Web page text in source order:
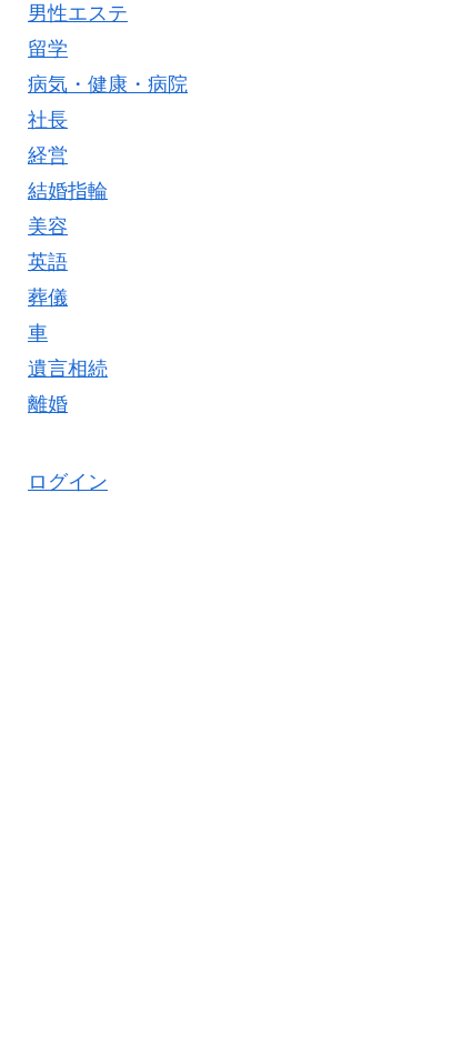
男性エステ
留学
病気・健康・病院
社長
経営
結婚指輪
美容
英語
葬儀
車
遺言相続
離婚
ログイン